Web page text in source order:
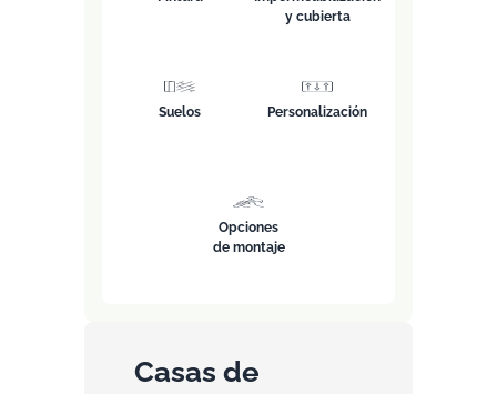
y cubierta
Suelos Personalización
Opciones
de montaje
Casas de